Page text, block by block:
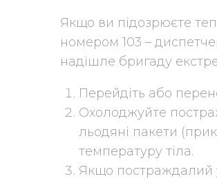
Якщо ви підозрюєте
номером 103 –
надішле бригаду
Перейдіть або
Охолоджуйте
льодяні пакети
температуру тіла.
Якщо постраждалий